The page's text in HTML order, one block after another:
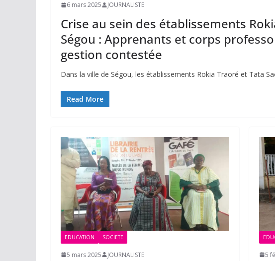
6 mars 2025 JOURNALISTE
Crise au sein des établissements
Ségou : Apprenants et corps
gestion contestée
Dans la ville de Ségou, les établissements Rokia Traoré et Tata
Read More
EDUCATION SOCIETE
5 mars 2025 JOURNALISTE 5